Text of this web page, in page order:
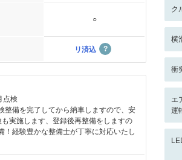
○
リ済込
点検
整備を完了してから納車しますので、安
実施します、登録後再整備をしますの
経験豊かな整備士が丁寧に対応いたし
ク
横
衝
エ
運